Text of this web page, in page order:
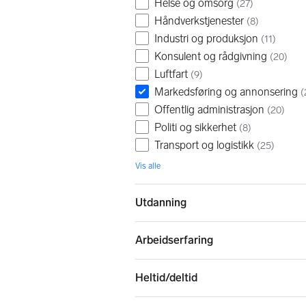
Helse og omsorg (27)
Håndverkstjenester (8)
Industri og produksjon (11)
Konsulent og rådgivning (20)
Luftfart (9)
Markedsføring og annonsering (
Offentlig administrasjon (20)
Politi og sikkerhet (8)
Transport og logistikk (25)
Vis alle
Utdanning
Arbeidserfaring
Heltid/deltid